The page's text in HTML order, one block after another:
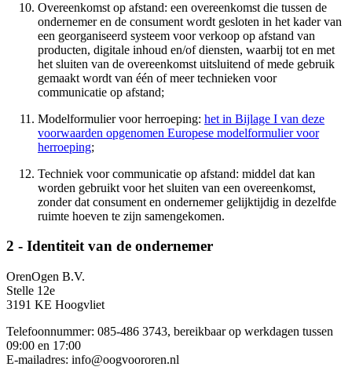
Overeenkomst op afstand: een overeenkomst die tussen de
ondernemer en de consument wordt gesloten in het kader van
een georganiseerd systeem voor verkoop op afstand van
producten, digitale inhoud en/of diensten, waarbij tot en met
het sluiten van de overeenkomst uitsluitend of mede gebruik
gemaakt wordt van één of meer technieken voor
communicatie op afstand;
Modelformulier voor herroeping: het in Bijlage I van deze
voorwaarden opgenomen Europese modelformulier voor
herroeping;
Techniek voor communicatie op afstand: middel dat kan
worden gebruikt voor het sluiten van een overeenkomst,
zonder dat consument en ondernemer gelijktijdig in dezelfde
ruimte hoeven te zijn samengekomen.
2 - Identiteit van de ondernemer
OrenOgen B.V.
Stelle 12e
3191 KE Hoogvliet
Telefoonnummer: 085-486 3743, bereikbaar op werkdagen tussen
09:00 en 17:00
E-mailadres: info@oogvoororen.nl